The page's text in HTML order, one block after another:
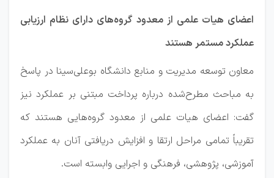
اعضای هیات علمی از معدود گروه‌های دارای نظام ارزیابی
عملکرد مستمر هستند
معاون توسعه مدیریت و منابع دانشگاه بوعلی‌سینا در پاسخ
به مباحث مطرح‌شده درباره پرداخت مبتنی بر عملکرد نیز
گفت: اعضای هیات علمی از معدود گروه‌هایی هستند که
تقریباً تمامی مراحل ارتقا و افزایش دریافتی آنان به عملکرد
آموزشی، پژوهشی، فرهنگی و اجرایی وابسته است.